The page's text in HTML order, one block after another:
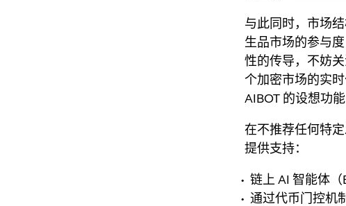
与此同时，市场
生品市场的参与
性的传导，不妨
个加密市场的实
AIBOT 的设想功能
在不推荐任何特
提供支持：
链上 AI 智能体（
通过代币门控机